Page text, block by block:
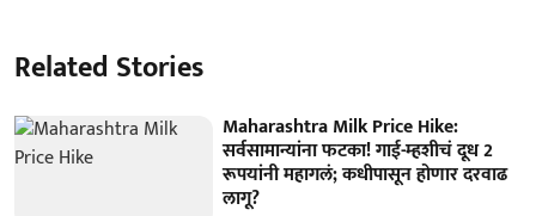
Related Stories
Maharashtra Milk Price Hike:
सर्वसामान्यांना फटका! गाई-म्हशीचं दूध 2
रूपयांनी महागलं; कधीपासून होणार दरवाढ
लागू?